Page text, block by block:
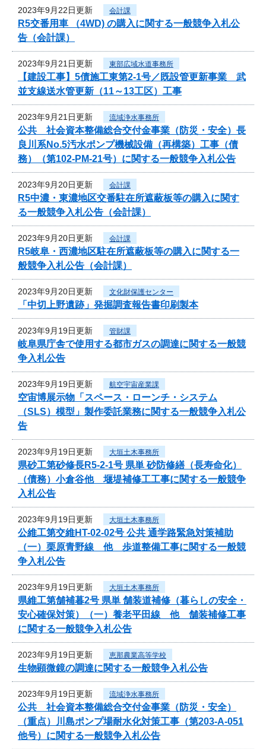
2023年9月22日更新 会計課
R5交番用車 （4WD) の購入に関する一般競争入札公
告（会計課）
2023年9月21日更新 東部広域水道事務所
【建設工事】5債施工東第2-1号／既設管更新事業 武
並支線送水管更新（11～13工区）工事
2023年9月21日更新 流域浄水事務所
公共 社会資本整備総合交付金事業（防災・安全）長
良川系No.5汚水ポンプ機械設備（再構築）工事（債
務）（第102-PM-21号）に関する一般競争入札公告
2023年9月20日更新 会計課
R5中濃・東濃地区交番駐在所遮蔽板等の購入に関す
る一般競争入札公告（会計課）
2023年9月20日更新 会計課
R5岐阜・西濃地区駐在所遮蔽板等の購入に関する一
般競争入札公告（会計課）
2023年9月20日更新 文化財保護センター
「中切上野遺跡」発掘調査報告書印刷製本
2023年9月19日更新 管財課
岐阜県庁舎で使用する都市ガスの調達に関する一般競
争入札公告
2023年9月19日更新 航空宇宙産業課
空宙博展示物「スペース・ローンチ・システム
（SLS）模型」製作委託業務に関する一般競争入札公
告
2023年9月19日更新 大垣土木事務所
県砂工第砂修長R5-2-1号 県単 砂防修繕（長寿命化）
（債務）小倉谷他 堰堤補修工工事に関する一般競争
入札公告
2023年9月19日更新 大垣土木事務所
公維工第交維HT-02-02号 公共 通学路緊急対策補助
（一）栗原青野線 他 歩道整備工事に関する一般競
争入札公告
2023年9月19日更新 大垣土木事務所
県維工第舗補暮2号 県単 舗装道補修（暮らしの安全・
安心確保対策）（一）養老平田線 他 舗装補修工事
に関する一般競争入札公告
2023年9月19日更新 恵那農業高等学校
生物顕微鏡の調達に関する一般競争入札公告
2023年9月19日更新 流域浄水事務所
公共 社会資本整備総合交付金事業（防災・安全）
（重点）川島ポンプ場耐水化対策工事（第203-A-051
他号）に関する一般競争入札公告